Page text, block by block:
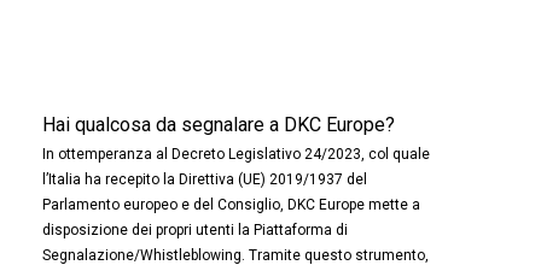
Hai qualcosa da segnalare a DKC Europe?
In ottemperanza al Decreto Legislativo 24/2023, col quale
l’Italia ha recepito la Direttiva (UE) 2019/1937 del
Parlamento europeo e del Consiglio, DKC Europe mette a
disposizione dei propri utenti la Piattaforma di
Segnalazione/Whistleblowing. Tramite questo strumento,